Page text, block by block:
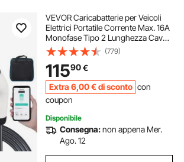
VEVOR Caricabatterie per Veicoli
Elettrici Portatile Corrente Max. 16A
Monofase Tipo 2 Lunghezza Cavo
8,6m, Caricabatterie EV Portatile
Impermeabilità IP66 Controllo APP
Potenza Massima 3,68 kW 230V
(779)
11590€
Extra 6,00 €di sconto con
coupon
Disponibile
Consegna:non appena Mer.
Ago. 12